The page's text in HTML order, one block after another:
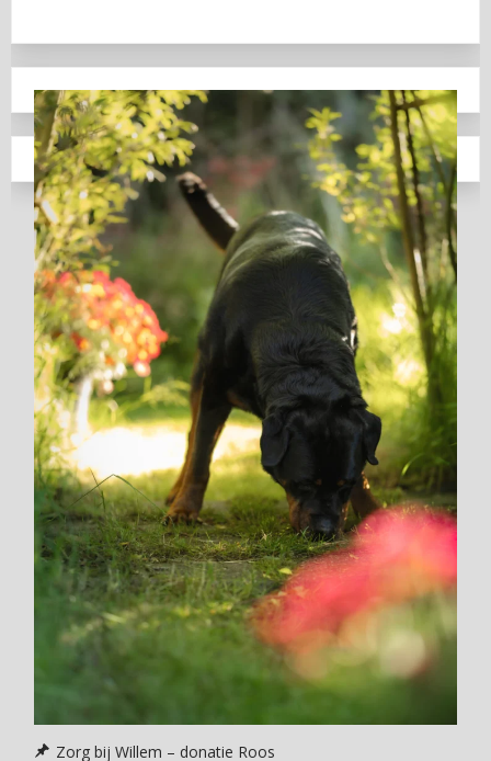
Zorg bij Willem – donatie Roos